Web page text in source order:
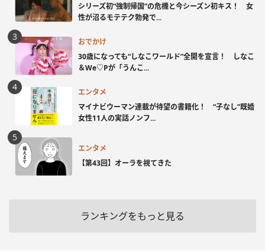
シリーズ初“強制帰国”の危機と今シーズン初キス！ 女
性が沼るモテテク勃発で...
おでかけ
30歳になっても“しなこワールド”全開を宣言！ しなこ
＆We♡Pが「うんこ...
エンタメ
マイナビウーマン連載が待望の書籍化！ “子なし”既婚
女性11人の実話ノンフ...
エンタメ
【第43回】オーラを視てきた
ランキングをもっと見る